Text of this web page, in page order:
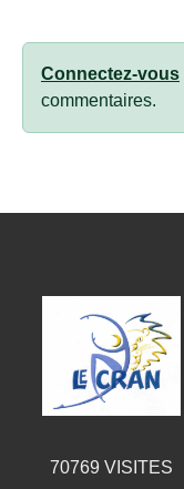
Connectez-vous
commentaires.
70769 VISITES